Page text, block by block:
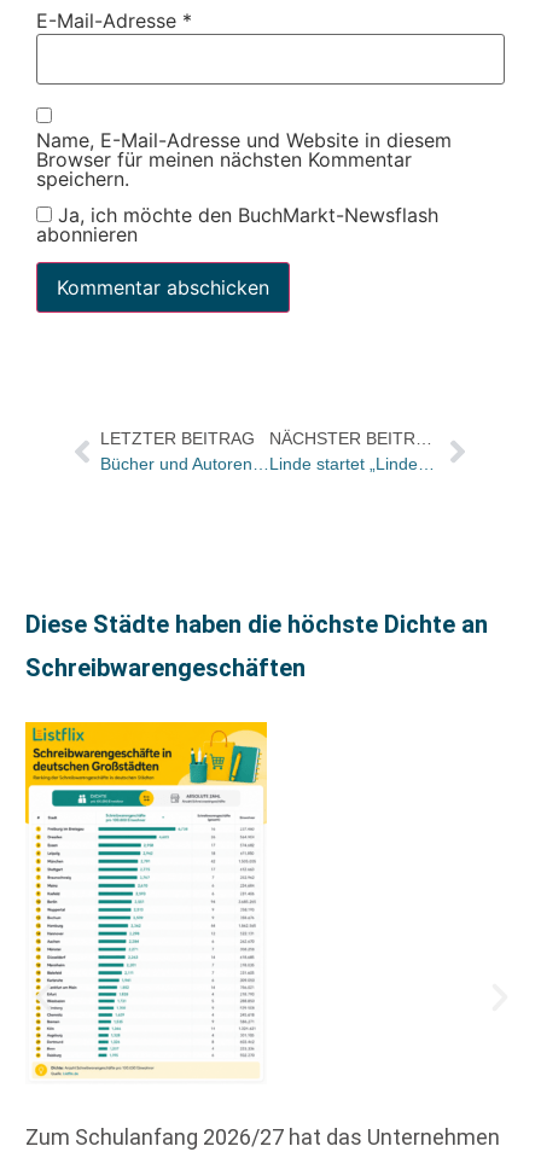
E-Mail-Adresse *
Name, E-Mail-Adresse und Website in diesem
Browser für meinen nächsten Kommentar
speichern.
Ja, ich möchte den BuchMarkt-Newsflash
abonnieren
LETZTER BEITRAG
Diese Städte haben die höchste Dichte an
Schreibwarengeschäften
Zum Schulanfang 2026/27 hat das Unternehmen